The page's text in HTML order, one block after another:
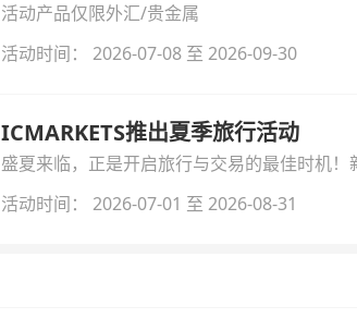
活动产品仅限外汇/贵金属
活动时间： 2026-07-08 至 2026-09-30
ICMARKETS推出夏季旅行活动
盛夏来临，正是开启旅行与交易的最佳时机
金即可参与！
活动时间： 2026-07-01 至 2026-08-31